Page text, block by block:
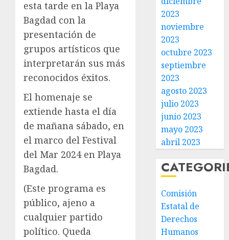
esta tarde en la Playa
Bagdad con la
presentación de
grupos artísticos que
interpretarán sus más
reconocidos éxitos.
El homenaje se
extiende hasta el día
de mañana sábado, en
el marco del Festival
del Mar 2024 en Playa
Bagdad.
(Este programa es
público, ajeno a
cualquier partido
político. Queda
2023
noviembre
2023
octubre 2023
septiembre
2023
agosto 2023
julio 2023
junio 2023
mayo 2023
abril 2023
Comisión
Estatal de
Derechos
Humanos